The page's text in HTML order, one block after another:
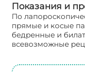
Показания и
По
прямые и косые
бедренные и
всевозможные